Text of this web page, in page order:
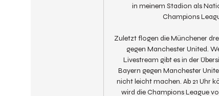
in meinem Stadion als
Champions
Zuletzt flogen die Münchener
gegen Manchester United.
Livestream gibt es in der
Bayern gegen Manchester
nicht leicht machen. Ab 21 Uhr
wird die Champions League